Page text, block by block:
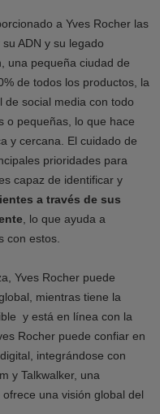
a Yves Rocher las
ADN y su legado
una pequeña ciudad de
de todos los productos, la
de social media con todo
o pequeñas, lo que hace
y cercana. El cuidado de
prioridades para
capaz de identificar y
a través de sus
, lo que ayuda a
con estos.
Yves Rocher puede
mientras tiene la
y está en línea con la
Rocher puede confiar en
integrándose con
y Talkwalker, una
una visión global del